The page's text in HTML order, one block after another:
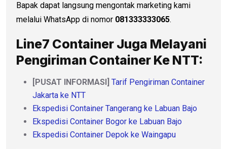
Bapak dapat langsung mengontak marketing kami
melalui WhatsApp di nomor 081333333065.
Line7 Container Juga Melayani
Pengiriman Container Ke NTT:
[PUSAT INFORMASI]
Tarif Pengiriman Container
Jakarta ke NTT
Ekspedisi Container Tangerang ke Labuan Bajo
Ekspedisi Container Bogor ke Labuan Bajo
Ekspedisi Container Depok ke Waingapu